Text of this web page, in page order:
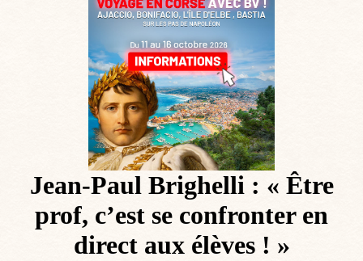
Jean-Paul Brighelli : « Être
prof, c’est se confronter en
direct aux élèves ! »